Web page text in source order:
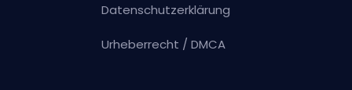
Datenschutzerklärung
Urheberrecht / DMCA